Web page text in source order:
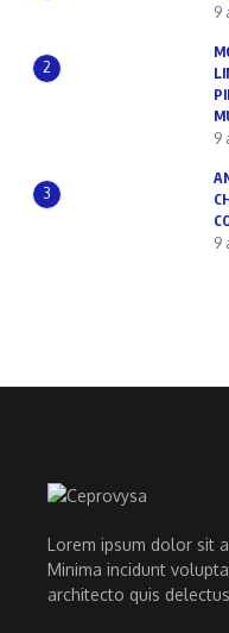
9
2
9
3
9
Lorem ipsum dolor sit
Minima incidunt
architecto quis